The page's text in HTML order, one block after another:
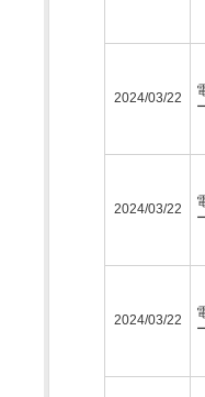
2024/03/22
2024/03/22
2024/03/22